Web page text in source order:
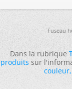
Fuseau
Dans la rubrique
produitssur
couleur